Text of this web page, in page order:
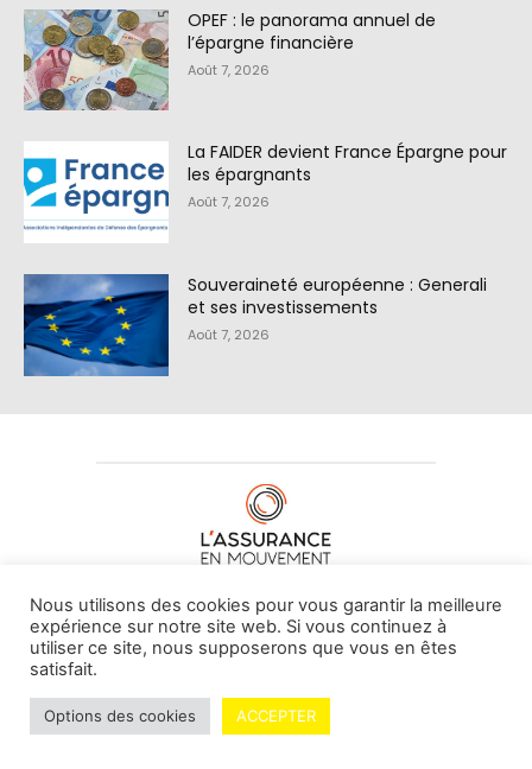
OPEF : le panorama annuel de
l’épargne financière
Août 7, 2026
La FAIDER devient France Épargne pour
les épargnants
Août 7, 2026
Souveraineté européenne : Generali
et ses investissements
Août 7, 2026
À PROPOS DE NOUS•CONTACT
© L'assurance en mouvement -By Vovoxx Média
Mentions légales Contributeurs
Nous utilisons des cookies pour vous garantir la meilleure
expérience sur notre site web. Si vous continuez à
utiliser ce site, nous supposerons que vous en êtes
satisfait.
Options des cookies ACCEPTER